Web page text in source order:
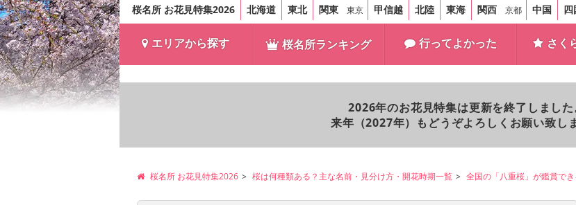
桜名所 お花見特集2026 北海道 東北 関東 東京 甲信越 北陸 東海 関西 京都 中国 四
エリアから探す 桜名所ランキング 行ってよかった さく
2026年のお花見特集は更新を終了しました
来年（2027年）もどうぞよろしくお願い致しま
桜名所 お花見特集2026 桜は何種類ある？主な名前・見分け方・開花時期一覧 全国の「八重桜」が鑑賞で